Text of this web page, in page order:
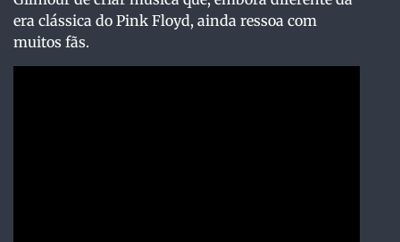
era clássica do Pink Floyd, ainda ressoa com
muitos fãs.